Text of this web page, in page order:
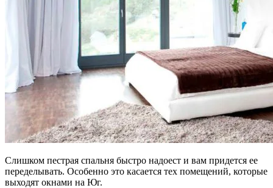
Слишком пестрая спальня быстро надоест и вам придется ее
переделывать. Особенно это касается тех помещений, которые
выходят окнами на Юг.